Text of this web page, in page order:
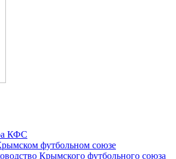
КФС
футбольном союзе
Крымского футбольного союза